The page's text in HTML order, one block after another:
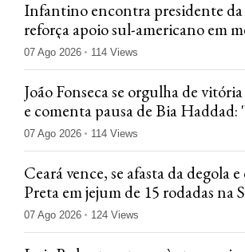
Infantino encontra presidente
reforça apoio sul-americano em
Fifa
07 Ago 2026 114 Views
João Fonseca se orgulha de
e comenta pausa de Bia Haddad:
tudo'
07 Ago 2026 114 Views
Ceará vence, se afasta da degola
Preta em jejum de 15 rodadas na
07 Ago 2026 124 Views